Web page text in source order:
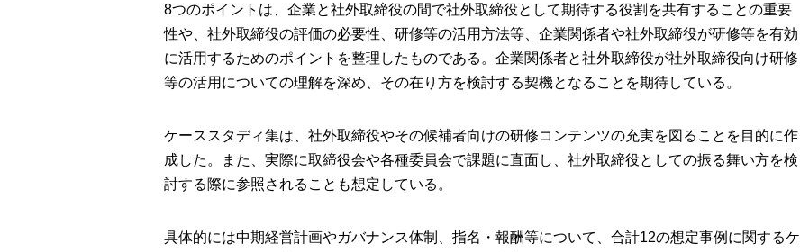
8つのポイントは、企業と社外取締役の間で社外取締役として期待する役割を共有することの重要
性や、社外取締役の評価の必要性、研修等の活用方法等、企業関係者や社外取締役が研修等を有効
に活用するためのポイントを整理したものである。企業関係者と社外取締役が社外取締役向け研修
等の活用についての理解を深め、その在り方を検討する契機となることを期待している。
ケーススタディ集は、社外取締役やその候補者向けの研修コンテンツの充実を図ることを目的に作
成した。また、実際に取締役会や各種委員会で課題に直面し、社外取締役としての振る舞い方を検
討する際に参照されることも想定している。
具体的には中期経営計画やガバナンス体制、指名・報酬等について、合計12の想定事例に関するケ